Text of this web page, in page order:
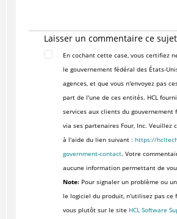
Laisser un commentaire ce sujet
En cochant cette case, vous certifiez
le gouvernement fédéral des États-
agences, et que vous n'envoyez pas
part de l'une de ces entités. HCL
services aux clients du gouvernement
via ses partenaires Four, Inc. Veuillez
à l'aide du lien suivant : https://
government-contact. Votre
aucune information permettant de
Note:Pour signaler un problème ou
le logiciel du produit, n'utilisez pas ce
vous plutôt sur le site HCL Software